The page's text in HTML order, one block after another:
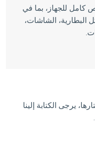
كامل للجهاز، بما في
البطارية، الشاشات،
يرجى الكتابة إلينا